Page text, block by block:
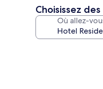
Choisissez
Où allez-